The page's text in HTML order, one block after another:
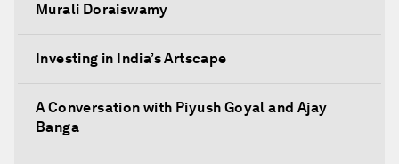
Murali Doraiswamy
Investing in India’s Artscape
A Conversation with Piyush Goyal and Ajay
Banga